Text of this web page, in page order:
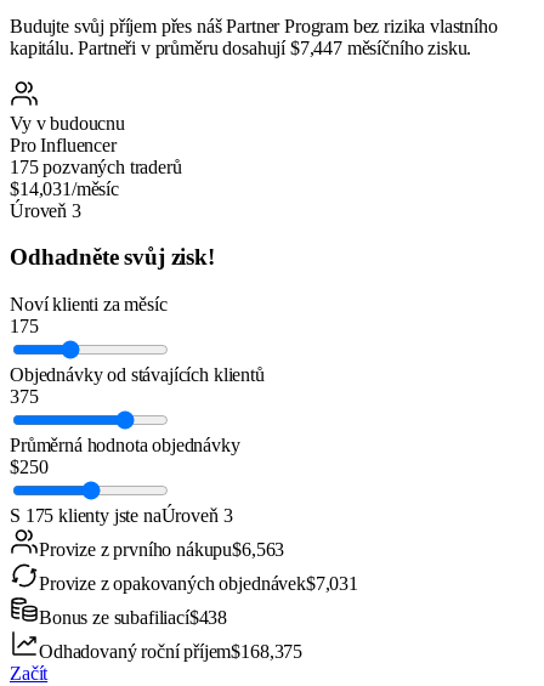
Budujte svůj příjem přes náš Partner Program bez rizika vlastního
kapitálu. Partneři v průměru dosahují $7,447 měsíčního zisku.
Vy v budoucnu
Pro Influencer
175 pozvaných traderů
$14,031/měsíc
Úroveň 3
Odhadněte svůj zisk!
Noví klienti za měsíc
175
Objednávky od stávajících klientů
375
Průměrná hodnota objednávky
$250
S 175 klienty jste naÚroveň 3
Provize z prvního nákupu$6,563
Provize z opakovaných objednávek$7,031
Bonus ze subafiliací$438
Odhadovaný roční příjem$168,375
Začít